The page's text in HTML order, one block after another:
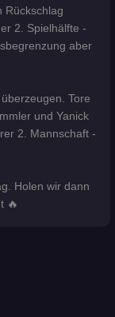
Rückschlag
2. Spielhälfte -
aber
Tore
und Yanick
2. Mannschaft -
Holen wir dann
🔥